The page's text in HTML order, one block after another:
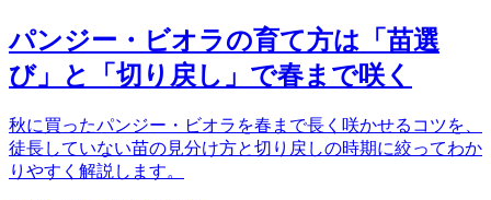
パンジー・ビオラの育て方は「苗選
び」と「切り戻し」で春まで咲く
秋に買ったパンジー・ビオラを春まで長く咲かせるコツを、
徒長していない苗の見分け方と切り戻しの時期に絞ってわか
りやすく解説します。